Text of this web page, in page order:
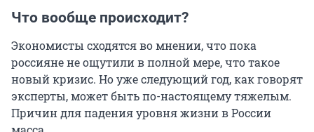
Что вообще происходит?
Экономисты сходятся во мнении, что пока
россияне не ощутили в полной мере, что такое
новый кризис. Но уже следующий год, как говорят
эксперты, может быть по-настоящему тяжелым.
Причин для падения уровня жизни в России